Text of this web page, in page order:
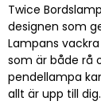
Twice
designen som
Lampans
som är både rå
pendellampa
allt är upp till